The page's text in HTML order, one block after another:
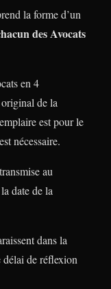
la forme d’un
des Avocats
en 4
de la
est pour le
nécessaire.
au
date de la
dans la
délai de réflexion